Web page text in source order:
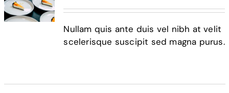
DETALLES
Nullam quis ante duis vel nibh at velit
scelerisque suscipit sed magna purus.